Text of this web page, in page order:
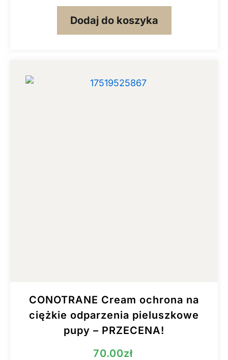
Dodaj do koszyka
CONOTRANE Cream ochrona na
ciężkie odparzenia pieluszkowe
pupy – PRZECENA!
70.00zł